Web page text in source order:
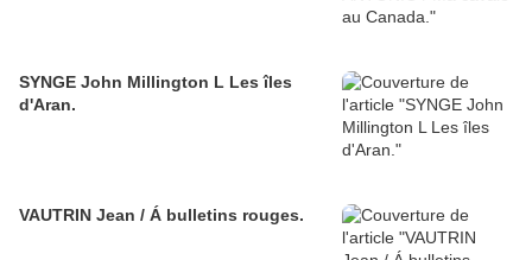
SYNGE John Millington L Les îles
d'Aran.
VAUTRIN Jean / Á bulletins rouges.